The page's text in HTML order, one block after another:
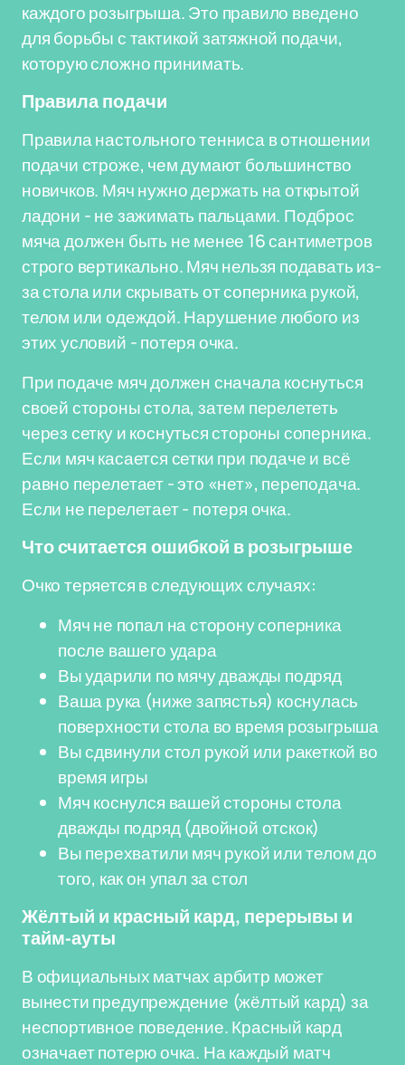
каждого розыгрыша. Это правило введено
для борьбы с тактикой затяжной подачи,
которую сложно принимать.
Правила подачи
Правила настольного тенниса в отношении
подачи строже, чем думают большинство
новичков. Мяч нужно держать на открытой
ладони - не зажимать пальцами. Подброс
мяча должен быть не менее 16 сантиметров
строго вертикально. Мяч нельзя подавать из-
за стола или скрывать от соперника рукой,
телом или одеждой. Нарушение любого из
этих условий - потеря очка.
При подаче мяч должен сначала коснуться
своей стороны стола, затем перелететь
через сетку и коснуться стороны соперника.
Если мяч касается сетки при подаче и всё
равно перелетает - это «нет», переподача.
Если не перелетает - потеря очка.
Что считается ошибкой в розыгрыше
Очко теряется в следующих случаях:
Мяч не попал на сторону соперника
после вашего удара
Вы ударили по мячу дважды подряд
Ваша рука (ниже запястья) коснулась
поверхности стола во время розыгрыша
Вы сдвинули стол рукой или ракеткой во
время игры
Мяч коснулся вашей стороны стола
дважды подряд (двойной отскок)
Вы перехватили мяч рукой или телом до
того, как он упал за стол
Жёлтый и красный кард, перерывы и
тайм-ауты
В официальных матчах арбитр может
вынести предупреждение (жёлтый кард) за
неспортивное поведение. Красный кард
означает потерю очка. На каждый матч